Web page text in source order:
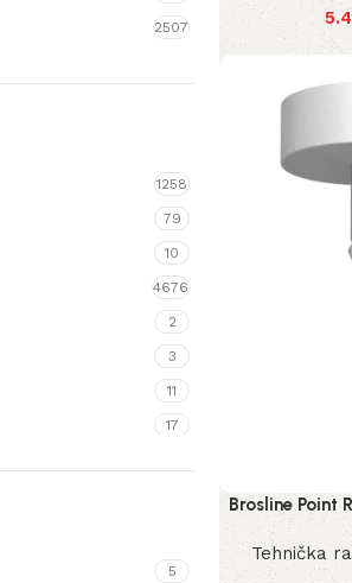
4
12
2
13
2507
1258
79
10
4676
2
3
11
17
4
5
Brosline Point
Tehnička